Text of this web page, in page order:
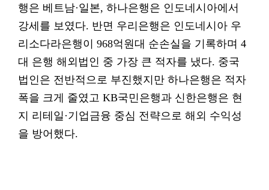
행은 베트남·일본, 하나은행은 인도네시아에서
강세를 보였다. 반면 우리은행은 인도네시아 우
리소다라은행이 968억원대 순손실을 기록하며 4
대 은행 해외법인 중 가장 큰 적자를 냈다. 중국
법인은 전반적으로 부진했지만 하나은행은 적자
폭을 크게 줄였고 KB국민은행과 신한은행은 현
지 리테일·기업금융 중심 전략으로 해외 수익성
을 방어했다.